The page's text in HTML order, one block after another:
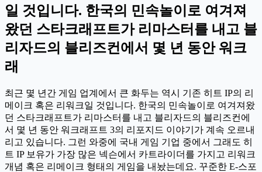
일 것입니다. 한국의 민속놀이로 여겨져
왔던 스타크래프트가 리마스터를 내고 블
리자드의 블리즈컨에서 몇 년 동안 워크
래
최근 몇 년간 게임 업계에서 큰 화두는 역시 기존 히트 IP의 리
메이크 혹은 리워크일 것입니다. 한국의 민속놀이로 여겨져왔
던 스타크래프트가 리마스터를 내고 블리자드의 블리즈컨에
서 몇 년 동안 워크래프트 3의 리포지드 이야기가 계속 오르내
리고 있습니다. 그런 와중에 국내 게임 기업 중에서 그래도 히
트 IP 보유가 가장 많은 넥슨에서 카트라이더를 가지고 리워크
개념 혹은 리메이크 형태의 게임을 내놨는데요. 꾸준한 E-스포